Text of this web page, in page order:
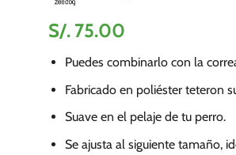
S/. 75.00
Puedes combinarlo con la
Fabricado en poliéster teteron
Suave en el pelaje de tu perro.
Se ajusta al siguiente tamaño,